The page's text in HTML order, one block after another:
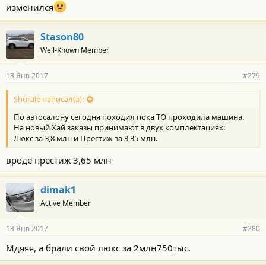
изменился
Stason80
Well-Known Member
13 Янв 2017 #279
Shurale написал(а):
По автосалону сегодня походил пока ТО проходила машина.
На новый Хай заказы принимают в двух комплектациях:
Люкс за 3,8 млн и Престиж за 3,35 млн.
вроде престиж 3,65 млн
dimak1
Active Member
13 Янв 2017 #280
Мдяяя, а брали свой люкс за 2млн750тыс.